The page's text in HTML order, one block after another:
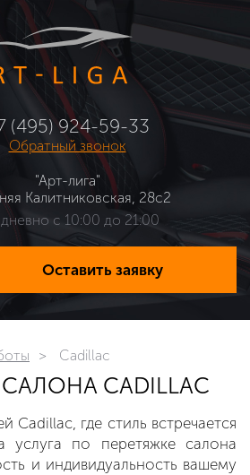
(495) 924-59-33
Обратный звонок
"Арт-лига"
Калитниковская, 28с2
с 10:00 до 21:00
Оставить заявку
Cadillac
CADILLAC
Cadillac, где стиль встречается
по перетяжке салона
и индивидуальность вашему